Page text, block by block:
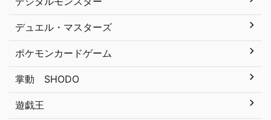
デュエル・マスターズ
ポケモンカードゲーム
掌動 SHODO
遊戯王